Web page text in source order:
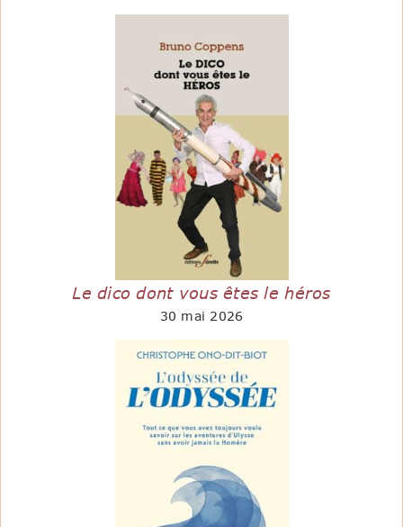
Le dico dont vous êtes le héros
30 mai 2026